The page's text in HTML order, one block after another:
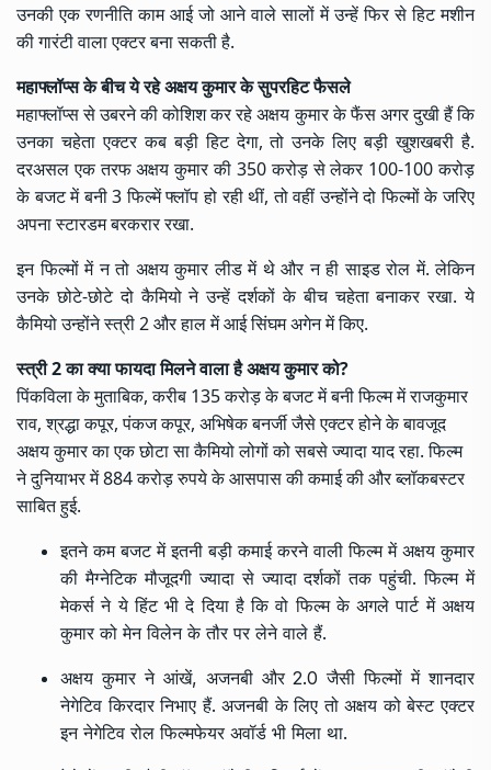
उनकी एक रणनीति काम आई जो आने वाले सालों में उन्हें फिर से हिट मशीन
की गारंटी वाला एक्टर बना सकती है.
महाफ्लॉप्स के बीच ये रहे अक्षय कुमार के सुपरहिट फैसले
महाफ्लॉप्स से उबरने की कोशिश कर रहे अक्षय कुमार के फैंस अगर दुखी हैं कि
उनका चहेता एक्टर कब बड़ी हिट देगा, तो उनके लिए बड़ी खुशखबरी है.
दरअसल एक तरफ अक्षय कुमार की 350 करोड़ से लेकर 100-100 करोड़
के बजट में बनी 3 फिल्में फ्लॉप हो रही थीं, तो वहीं उन्होंने दो फिल्मों के जरिए
अपना स्टारडम बरकरार रखा.
इन फिल्मों में न तो अक्षय कुमार लीड में थे और न ही साइड रोल में. लेकिन
उनके छोटे-छोटे दो कैमियो ने उन्हें दर्शकों के बीच चहेता बनाकर रखा. ये
कैमियो उन्होंने स्त्री 2 और हाल में आई सिंघम अगेन में किए.
स्त्री 2 का क्या फायदा मिलने वाला है अक्षय कुमार को?
पिंकविला के मुताबिक, करीब 135 करोड़ के बजट में बनी फिल्म में राजकुमार
राव, श्रद्धा कपूर, पंकज कपूर, अभिषेक बनर्जी जैसे एक्टर होने के बावजूद
अक्षय कुमार का एक छोटा सा कैमियो लोगों को सबसे ज्यादा याद रहा. फिल्म
ने दुनियाभर में 884 करोड़ रुपये के आसपास की कमाई की और ब्लॉकबस्टर
साबित हुई.
इतने कम बजट में इतनी बड़ी कमाई करने वाली फिल्म में अक्षय कुमार
की मैग्नेटिक मौजूदगी ज्यादा से ज्यादा दर्शकों तक पहुंची. फिल्म में
मेकर्स ने ये हिंट भी दे दिया है कि वो फिल्म के अगले पार्ट में अक्षय
कुमार को मेन विलेन के तौर पर लेने वाले हैं.
अक्षय कुमार ने आंखें, अजनबी और 2.0 जैसी फिल्मों में शानदार
नेगेटिव किरदार निभाए हैं. अजनबी के लिए तो अक्षय को बेस्ट एक्टर
इन नेगेटिव रोल फिल्मफेयर अवॉर्ड भी मिला था.